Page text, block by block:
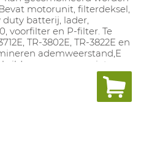
motorunit, filterdeksel,
batterij, lader,
voorfilter en P-filter. Te
TR-3802E, TR-3822E en
ademweerstand,E
zorgen niet voor
vaak beter doordat
naar buiten. Dit maakt dat
voorzien van een laag